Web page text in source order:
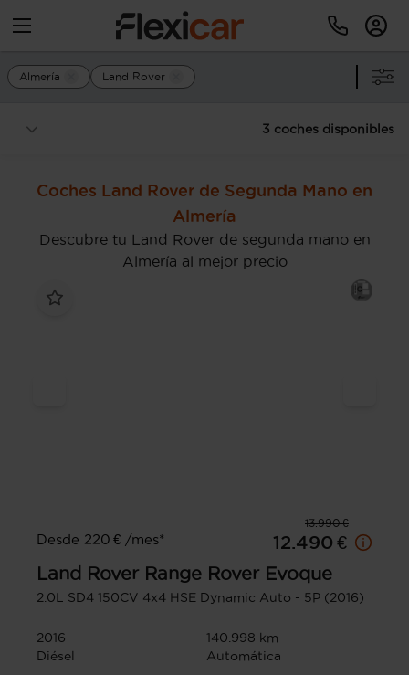
Almería Land Rover
3 coches disponibles
Coches Land Rover de Segunda Mano en
Almería
Descubre tu Land Rover de segunda mano en
Almería al mejor precio
13.990 €
Desde 220 € /mes*
12.490 €
Land Rover Range Rover Evoque
2.0L SD4 150CV 4x4 HSE Dynamic Auto - 5P (2016)
2016
140.998 km
Diésel
Automática